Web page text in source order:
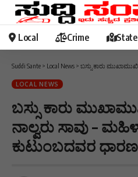
Local Crime State
Suddi Sante > Local News > ಬಸ್ಸು ಕಾರು ಮುಖಾಮುಖಿ ಡಿಕ್ಕಿ
LOCAL NEWS
ಬಸ್ಸು ಕಾರು
ನಾಲ್ವರು ಸಾವು –
ಕುಟುಂಬದವರ ಧಾರಣ